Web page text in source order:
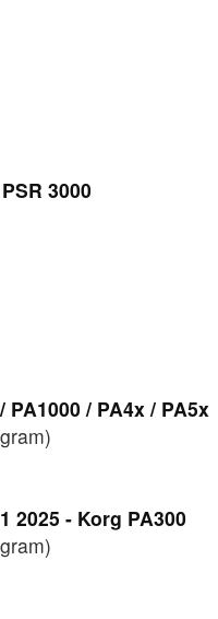
3000
/ PA4x / PA5x
2025 - Korg PA300